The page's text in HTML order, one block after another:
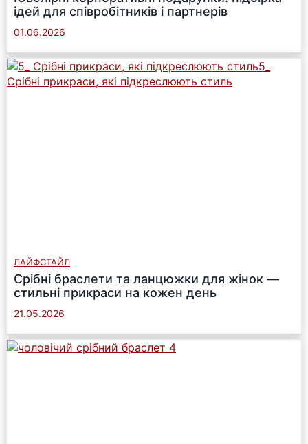
ідей для співробітників і партнерів
01.06.2026
ЛАЙФСТАЙЛ
Срібні браслети та ланцюжки для жінок —
стильні прикраси на кожен день
21.05.2026